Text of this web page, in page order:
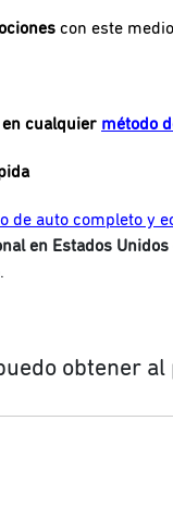
con este medio
cualquier método
de auto completo y
en Estados Unidos
obtener al